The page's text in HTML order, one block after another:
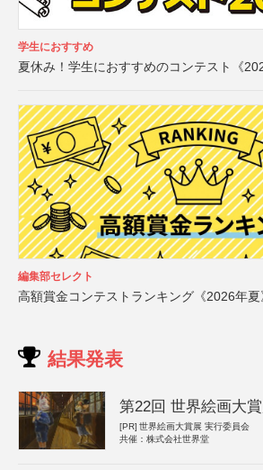
学生におすすめ
夏休み！学生におすすめのコンテスト《
編集部セレクト
高額賞金コンテストランキング《2026年夏
結果発表
第22回 世界絵画大
[PR] 世界絵画大賞展 実行委員会
共催：株式会社世界堂